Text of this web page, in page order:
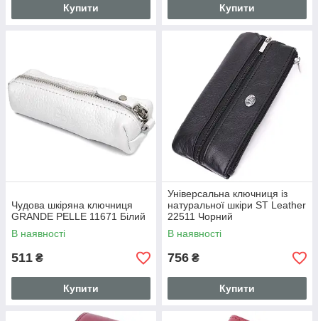
Купити Купити
Чудова шкіряна ключниця
GRANDE PELLE 11671 Білий
В наявності
511 ₴
Купити
Універсальна ключниця із
натуральної шкіри ST Leather
22511 Чорний
В наявності
756 ₴
Купити